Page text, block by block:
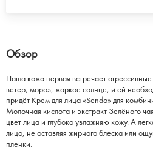
Обзор
Наша кожа первая встречает
ветер, мороз, жаркое солнце, и ей
придёт Крем для лица «Sendo» для
Молочная кислота и экстракт Зелёного
цвет лица и глубоко увлажняю кожу. А
лицо, не оставляя жирного блеска или
пленки.